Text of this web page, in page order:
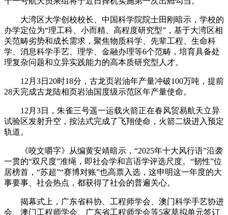
大湾区大学创校校长、中国科学院院士田刚暗示，学校的
办学定位为“理工科、小而精、高程度研究型”，基于大湾区相
关范畴劣势和成长需求，聚焦物质科学、先辈工程、生命科
学、消息科学手艺、理学、金融办理等6个范畴，培育具备处
理复杂问题和立异实践能力的高本质研究型人才。
12月3日20时18分，古龙页岩油年产量冲破100万吨，提前
28天完成古龙陆相页岩油国度级示范区年产量使命。
12月3日，朱雀三号遥一运载火箭正在春风贸易航天立异
试验区发射升空，按法式完成了飞翔使命，火箭二级进入预定
轨道。
《咬文嚼字》从编黄安靖暗示，“2025年十大风行语”沿袭
一贯的“双尺度”准绳，即社会学和言语学评选尺度。“韧性”位
居榜首，“苏超”“赛博对账”也高票入选，这申明这一年度的大
事要事、社会热点，都获得了社会的普遍关心。
揭幕式上，广东省科协、工程师学会、澳门科学手艺协进
会、澳门工程师学会、广东省工程师学会等5家草拟单元签订